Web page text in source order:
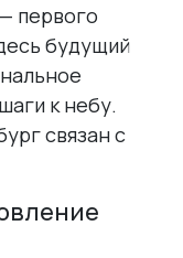
— первого
будущий
к небу.
связан с